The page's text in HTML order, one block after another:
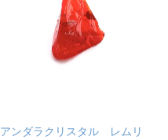
アンダラクリスタル レムリ